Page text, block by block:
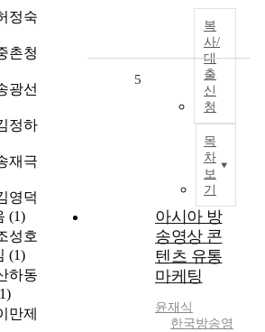
정숙
촌청
광선
정하
재극
영덕
(1)
성호
(1)
하동
만제
복
사/
대
출
신
청
목
차
보
기
5
아시아 방
송영상 콘
텐츠 유통
마케팅
윤재식
한국방송영